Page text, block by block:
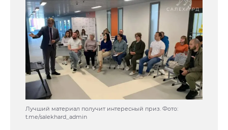
Лучший материал получит интересный приз. Фото:
t.me/salekhard_admin